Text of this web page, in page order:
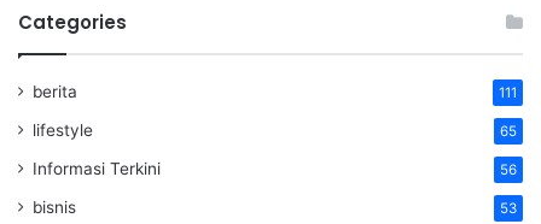
Categories
berita 111
lifestyle 65
Informasi Terkini 56
bisnis 53